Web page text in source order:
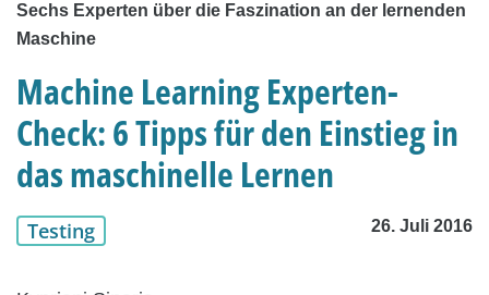
Sechs Experten über die Faszination an der lernenden
Maschine
Machine Learning Experten-
Check: 6 Tipps für den Einstieg in
das maschinelle Lernen
Testing 26. Juli 2016